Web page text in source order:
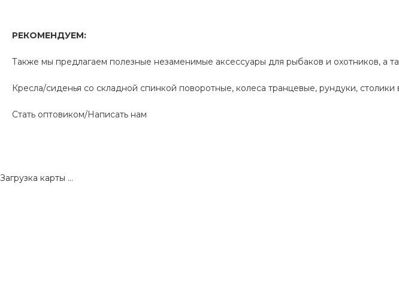
РЕКОМЕНДУЕМ:
Также мы предлагаем полезные незаменимые аксессуары для рыбаков и охотников, а
Кресла/сиденья со складной спинкой поворотные, колеса транцевые, рундуки,
Стать оптовиком/Написать нам
Загрузка карты ...